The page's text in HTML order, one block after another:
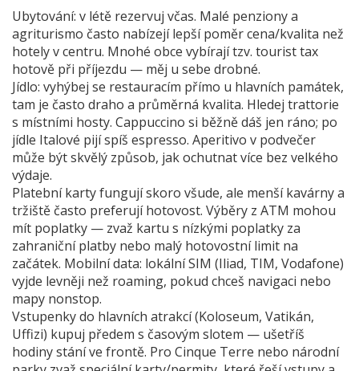
Ubytování: v létě rezervuj včas. Malé penziony a
agriturismo často nabízejí lepší poměr cena/kvalita než
hotely v centru. Mnohé obce vybírají tzv. tourist tax
hotově při příjezdu — měj u sebe drobné.
Jídlo: vyhýbej se restauracím přímo u hlavních památek,
tam je často draho a průměrná kvalita. Hledej trattorie
s místními hosty. Cappuccino si běžně dáš jen ráno; po
jídle Italové pijí spíš espresso. Aperitivo v podvečer
může být skvělý způsob, jak ochutnat více bez velkého
výdaje.
Platební karty fungují skoro všude, ale menší kavárny a
tržiště často preferují hotovost. Výběry z ATM mohou
mít poplatky — zvaž kartu s nízkými poplatky za
zahraniční platby nebo malý hotovostní limit na
začátek. Mobilní data: lokální SIM (Iliad, TIM, Vodafone)
vyjde levněji než roaming, pokud chceš navigaci nebo
mapy nonstop.
Vstupenky do hlavních atrakcí (Koloseum, Vatikán,
Uffizi) kupuj předem s časovým slotem — ušetříš
hodiny stání ve frontě. Pro Cinque Terre nebo národní